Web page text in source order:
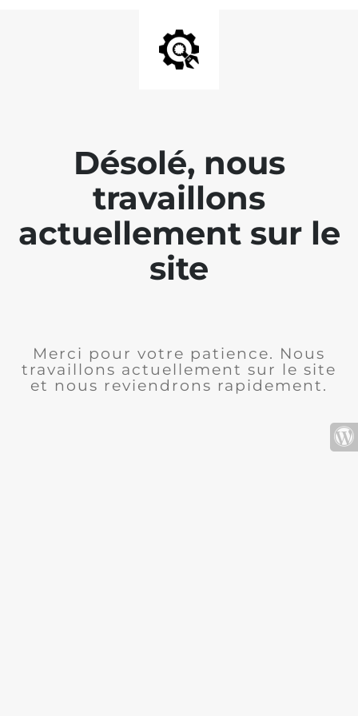
Désolé, nous
travaillons
actuellement sur le
site
Merci pour votre patience. Nous
travaillons actuellement sur le site
et nous reviendrons rapidement.